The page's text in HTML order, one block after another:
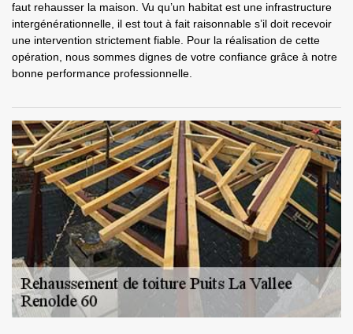
faut rehausser la maison. Vu qu’un habitat est une infrastructure
intergénérationnelle, il est tout à fait raisonnable s’il doit recevoir
une intervention strictement fiable. Pour la réalisation de cette
opération, nous sommes dignes de votre confiance grâce à notre
bonne performance professionnelle.